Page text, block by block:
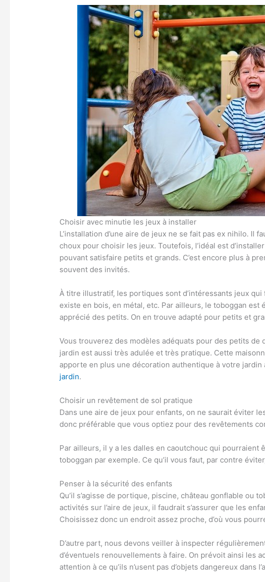
Choisir avec minutie les jeux à installer
L’installation d’une aire de jeux ne se fait pas ex nihilo. Il
choux pour choisir les jeux. Toutefois, l’idéal est
pouvant satisfaire petits et grands. C’est encore plus à
souvent des invités.
À titre illustratif, les portiques sont d’intéressants jeux
existe en bois, en métal, etc. Par ailleurs, le toboggan
apprécié des petits. On en trouve adapté pour petits et
Vous trouverez des modèles adéquats pour des petits de
jardin est aussi très adulée et très pratique. Cette
apporte en plus une décoration authentique à votre
jardin.
Choisir un revêtement de sol pratique
Dans une aire de jeux pour enfants, on ne saurait éviter
donc préférable que vous optiez pour des revêtements
Par ailleurs, il y a les dalles en caoutchouc qui pourraient
toboggan par exemple. Ce qu’il vous faut, par contre
Penser à la sécurité des enfants
Qu’il s’agisse de portique, piscine, château gonflable ou
activités sur l’aire de jeux, il faudrait s’assurer que les
Choisissez donc un endroit assez proche, d’où vous
D’autre part, nous devons veiller à inspecter
d’éventuels renouvellements à faire. On prévoit ainsi les
attention à ce qu’ils n’usent pas d’objets dangereux dans